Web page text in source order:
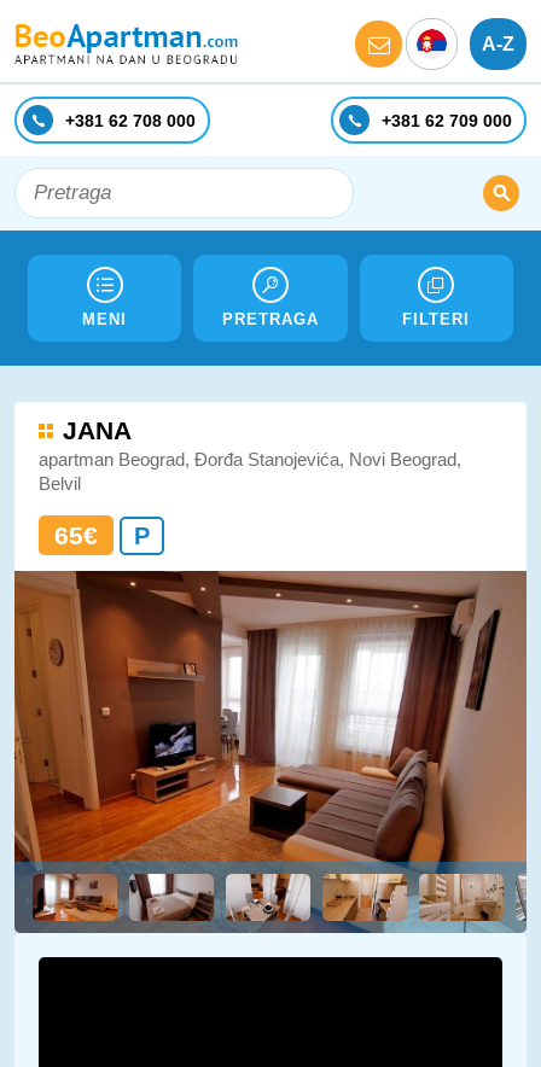
A-Z
+381 62 708 000 +381 62 709 000
MENI PRETRAGA FILTERI
JANA
apartman Beograd, Đorđa Stanojevića, Novi Beograd,
Belvil
65€ P